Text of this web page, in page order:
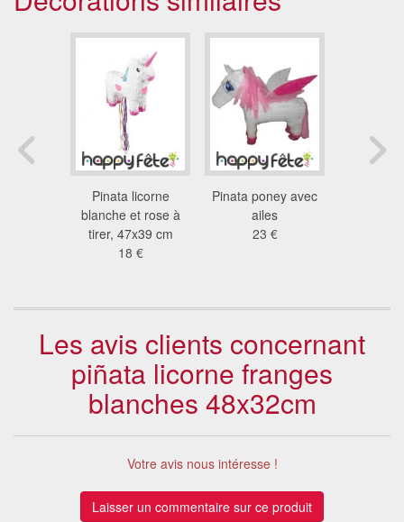
Pinata licorne
blanche et rose à
tirer, 47x39 cm
18 €
Pinata poney avec
ailes
23 €
Les avis clients concernant
piñata licorne franges
blanches 48x32cm
Votre avis nous intéresse !
Laisser un commentaire sur ce produit